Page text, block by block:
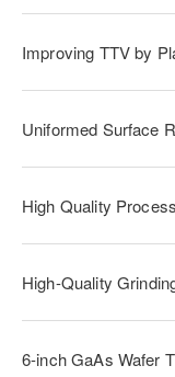
Improving TTV by
Uniformed Surface
High Quality
High-Quality
6-inch GaAs Wafer